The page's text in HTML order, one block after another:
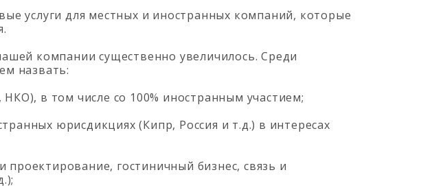
услуги для местных и иностранных компаний, которые
компании существенно увеличилось. Среди
назвать:
в том числе со 100% иностранным участием;
юрисдикциях (Кипр, Россия и т.д.) в интересах
гостиничный бизнес, связь и